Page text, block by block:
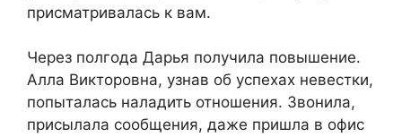
присматривалась к вам.
Через полгода Дарья получила повышение.
Алла Викторовна, узнав об успехах невестки,
попыталась наладить отношения. Звонила,
присылала сообщения, даже пришла в офис